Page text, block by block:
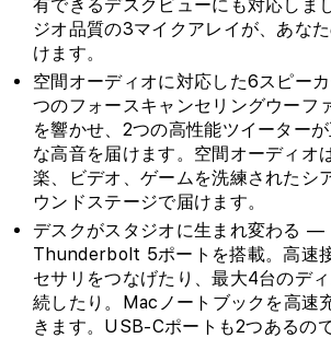
有できるデスクビューにも対応しま
ジオ品質の3マイクアレイが、あな
けます。
空間オーディオに対応した6スピー
つのフォースキャンセリングウーフ
を響かせ、2つの高性能ツイーター
な高音を届けます。空間オーディオ
楽、ビデオ、ゲームを洗練されたシ
ウンドステージで届けます。
デスクがスタジオに生まれ変わる —
Thunderbolt 5ポートを搭載。高速
セサリをつなげたり、最大4台のデ
続したり。Macノートブックを高速
きます。USB-Cポートも2つあるの